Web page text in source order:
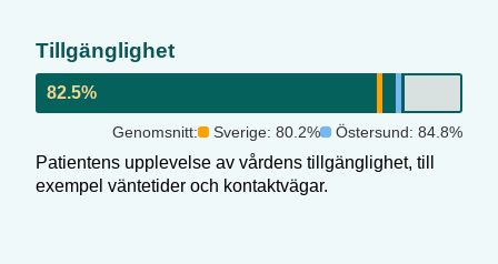
Tillgänglighet
82.5%
Genomsnitt: Sverige: 80.2% Östersund: 84.8%
Patientens upplevelse av vårdens tillgänglighet, till
exempel väntetider och kontaktvägar.